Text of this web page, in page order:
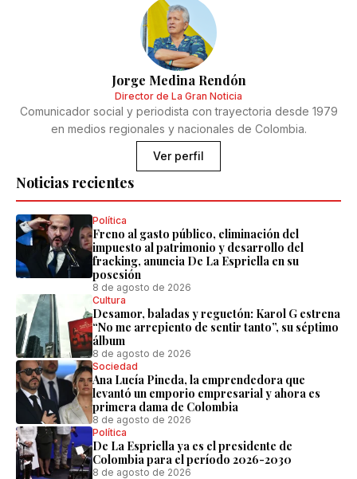
Noticias recientes
Política
Freno al gasto público, eliminación del
impuesto al patrimonio y desarrollo del
fracking, anuncia De La Espriella en su
posesión
8 de agosto de 2026
Cultura
Desamor, baladas y reguetón: Karol G estrena
“No me arrepiento de sentir tanto”, su séptimo
álbum
8 de agosto de 2026
Sociedad
Ana Lucía Pineda, la emprendedora que
levantó un emporio empresarial y ahora es
primera dama de Colombia
8 de agosto de 2026
Política
De La Espriella ya es el presidente de
Colombia para el período 2026-2030
8 de agosto de 2026
Jorge Medina Rendón
Director de La Gran Noticia
Comunicador social y periodista con trayectoria desde 1979
en medios regionales y nacionales de Colombia.
Ver perfil